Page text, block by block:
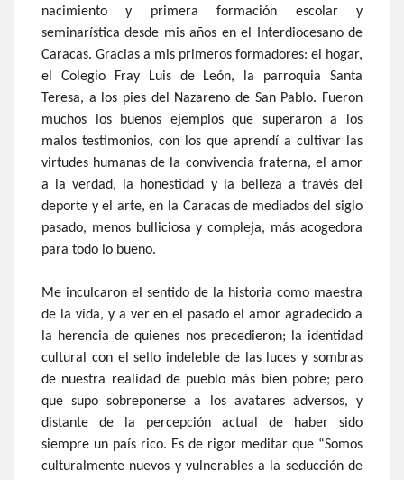
nacimiento y primera formación escolar y
seminarística desde mis años en el Interdiocesano de
Caracas. Gracias a mis primeros formadores: el hogar,
el Colegio Fray Luis de León, la parroquia Santa
Teresa, a los pies del Nazareno de San Pablo. Fueron
muchos los buenos ejemplos que superaron a los
malos testimonios, con los que aprendí a cultivar las
virtudes humanas de la convivencia fraterna, el amor
a la verdad, la honestidad y la belleza a través del
deporte y el arte, en la Caracas de mediados del siglo
pasado, menos bulliciosa y compleja, más acogedora
para todo lo bueno.
Me inculcaron el sentido de la historia como maestra
de la vida, y a ver en el pasado el amor agradecido a
la herencia de quienes nos precedieron; la identidad
cultural con el sello indeleble de las luces y sombras
de nuestra realidad de pueblo más bien pobre; pero
que supo sobreponerse a los avatares adversos, y
distante de la percepción actual de haber sido
siempre un país rico. Es de rigor meditar que “Somos
culturalmente nuevos y vulnerables a la seducción de